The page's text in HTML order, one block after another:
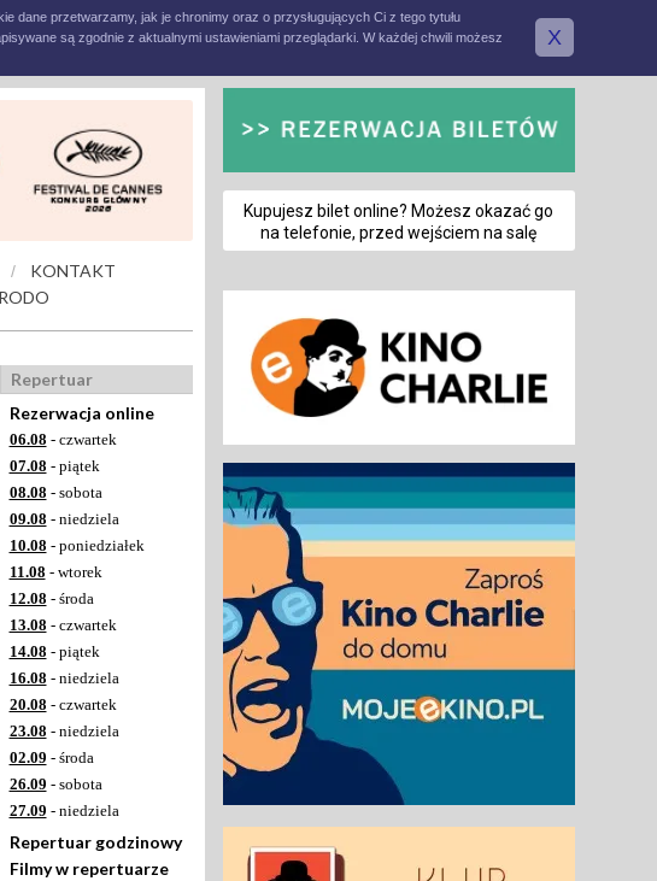
dane przetwarzamy, jak je chronimy oraz o przysługujących Ci z tego tytułu
są zgodnie z aktualnymi ustawieniami przeglądarki. W każdej chwili możesz
X
/
KONTAKT
Repertuar
Rezerwacja online
06.08 - czwartek
07.08 - piątek
08.08 - sobota
09.08 - niedziela
10.08 - poniedziałek
11.08 - wtorek
12.08 - środa
13.08 - czwartek
14.08 - piątek
16.08 - niedziela
20.08 - czwartek
23.08 - niedziela
02.09 - środa
26.09 - sobota
27.09 - niedziela
Repertuar godzinowy
Filmy w repertuarze
Kupujesz bilet online? Możesz okazać go
na telefonie, przed wejściem na salę